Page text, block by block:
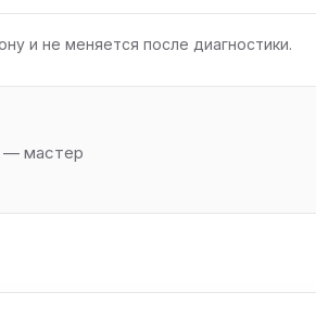
и не меняется после диагностики.
— мастер